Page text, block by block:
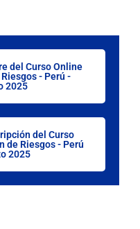
del Curso Online
- Perú -
2025
del Curso
de Riesgos - Perú
2025